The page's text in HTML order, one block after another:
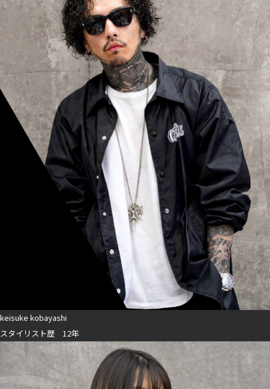
keisuke kobayashi
スタイリスト歴 12年